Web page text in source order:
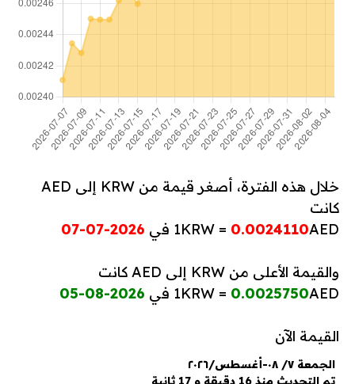
خلال هذه الفترة، أصغر قيمة من KRW إلى AED
كانت
1KRW = 0.0024110AED في 2026-07-07
والقيمة الأعلى من KRW إلى AED كانت
1KRW = 0.0025750AED في 2026-08-05
القيمة الآن
الجمعة ٧/ ٠٨-أغسطس/٢٠٢٦
تم التحديث منذ 16 دقيقة و 17 ثانية